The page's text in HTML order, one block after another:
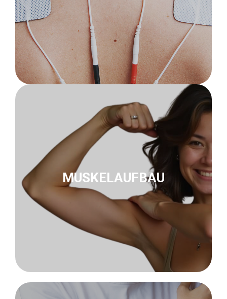
MUSKELAUFBAU
innoSTIM-TE
zu Muskelaufbau